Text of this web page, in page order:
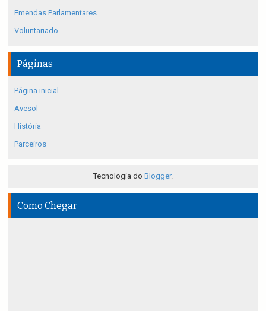
Emendas Parlamentares
Voluntariado
Páginas
Página inicial
Avesol
História
Parceiros
Tecnologia do Blogger.
Como Chegar